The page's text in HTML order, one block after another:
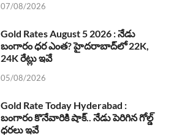
07/08/2026
Gold Rates August 5 2026 : నేడు
బంగారం ధర ఎంత? హైదరాబాద్‌లో 22K,
24K రేట్లు ఇవే
05/08/2026
Gold Rate Today Hyderabad :
బంగారం కొనేవారికి షాక్.. నేడు పెరిగిన గోల్డ్
ధరలు ఇవే